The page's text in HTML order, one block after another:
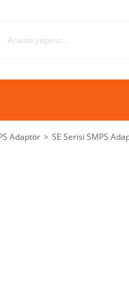
Adaptör SE Serisi SMPS